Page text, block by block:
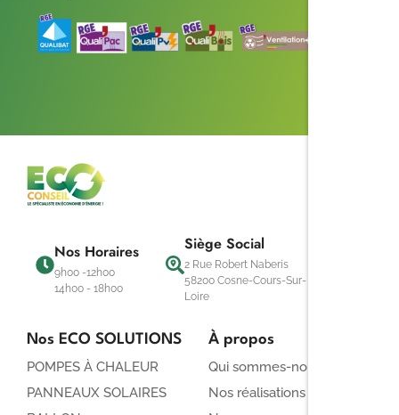
Nos Horaires
9h00 -12h00
14h00 - 18h00
Siège Social
2 Rue Robert Naberis
58200 Cosne-Cours-Sur-
Loire
Nos ECO SOLUTIONS
POMPES À CHALEUR
PANNEAUX SOLAIRES
À propos
Qui sommes-nous ?
Nos réalisations